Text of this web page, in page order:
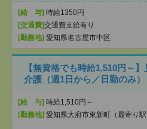
[給 与] 時給1350円
[交通費]交通費支給有り
[勤務地] 愛知県名古屋市中区
【無資格でも時給1,510円～
介護（週1日から／日勤のみ
[給 与] 時給1,510円～
[勤務地] 愛知県大府市東新町（最寄り駅